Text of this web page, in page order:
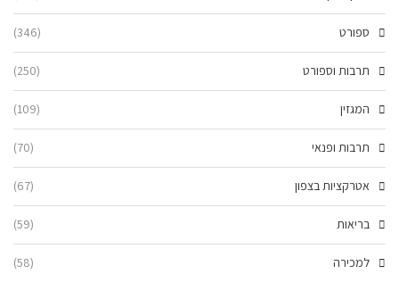
ספורט (346)
תרבות וספורט (250)
המגזין (109)
תרבות ופנאי (70)
אטרקציות בצפון (67)
בריאות (59)
למכירה (58)